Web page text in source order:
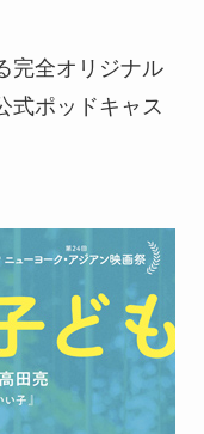
完全オリジナル
式ポッドキャス